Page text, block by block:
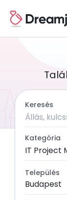
Keresés
Kategória
IT Project
Település
Budapest